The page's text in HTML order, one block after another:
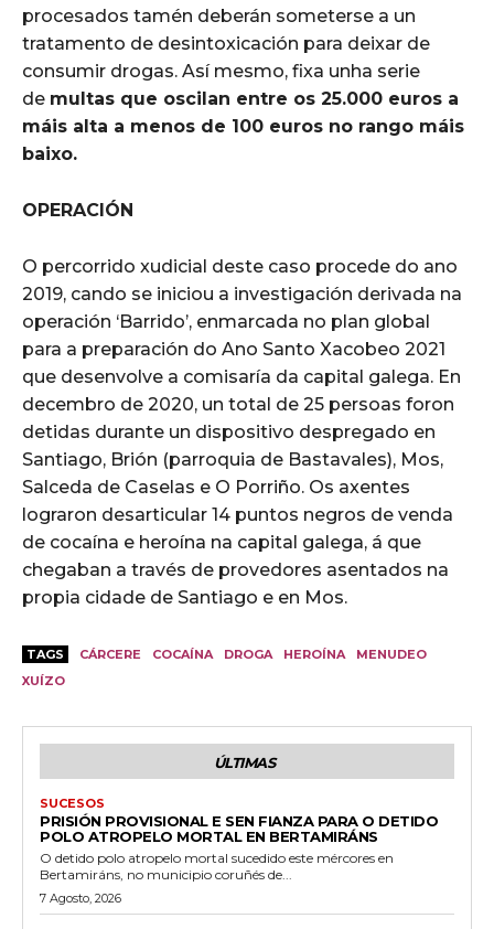
procesados tamén deberán someterse a un
tratamento de desintoxicación para deixar de
consumir drogas. Así mesmo, fixa unha serie
de multas que oscilan entre os 25.000 euros a
máis alta a menos de 100 euros no rango máis
baixo.
OPERACIÓN
O percorrido xudicial deste caso procede do ano
2019, cando se iniciou a investigación derivada na
operación ‘Barrido’, enmarcada no plan global
para a preparación do Ano Santo Xacobeo 2021
que desenvolve a comisaría da capital galega. En
decembro de 2020, un total de 25 persoas foron
detidas durante un dispositivo despregado en
Santiago, Brión (parroquia de Bastavales), Mos,
Salceda de Caselas e O Porriño. Os axentes
lograron desarticular 14 puntos negros de venda
de cocaína e heroína na capital galega, á que
chegaban a través de provedores asentados na
propia cidade de Santiago e en Mos.
TAGS CÁRCERE COCAÍNA DROGA HEROÍNA
MENUDEO
XUÍZO
ÚLTIMAS
SUCESOS
PRISIÓN PROVISIONAL E SEN FIANZA PARA O DETIDO
POLO ATROPELO MORTAL EN BERTAMIRÁNS
O detido polo atropelo mortal sucedido este mércores en
Bertamiráns, no municipio coruñés de...
7 Agosto, 2026